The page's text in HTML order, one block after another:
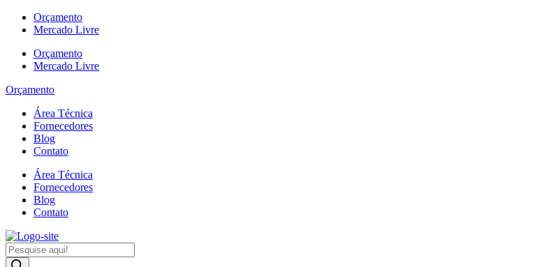
para
conteúdo
Orçamento
Mercado Livre
Orçamento
Mercado Livre
Orçamento
Área Técnica
Fornecedores
Blog
Contato
Área Técnica
Fornecedores
Blog
Contato
Pesquisar
produtos